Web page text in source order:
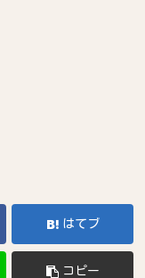
はてブ
コピー